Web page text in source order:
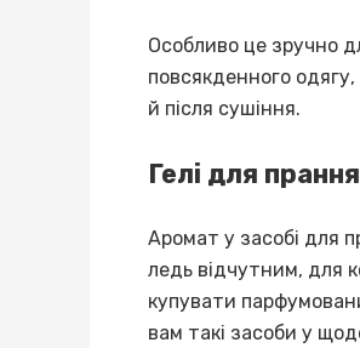
Особливо це зручно
повсякденного
й після сушіння.
Гелі для
Аромат у засобі для
ледь відчутним, для
купувати
вам такі засоби у